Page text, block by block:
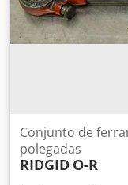
Conjunto de
polegadas
RIDGID O-R